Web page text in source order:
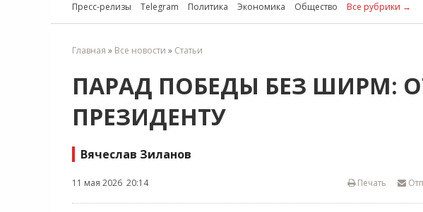
Пресс-релизы Telegram Политика Экономика Общество Все рубрики →
Главная » Все новости » Статьи
ПАРАД ПОБЕДЫ БЕЗ ШИРМ:
ПРЕЗИДЕНТУ
Вячеслав Зиланов
11 мая 2026 20:14 Печать